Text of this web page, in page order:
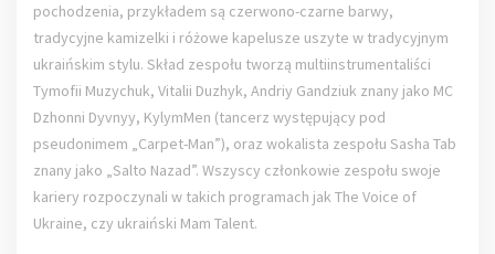
pochodzenia, przykładem są czerwono-czarne barwy,
tradycyjne kamizelki i różowe kapelusze uszyte w tradycyjnym
ukraińskim stylu. Skład zespołu tworzą multiinstrumentaliści
Tymofii Muzychuk, Vitalii Duzhyk, Andriy Gandziuk znany jako MC
Dzhonni Dyvnyy, KylymMen (tancerz występujący pod
pseudonimem „Carpet-Man”), oraz wokalista zespołu Sasha Tab
znany jako „Salto Nazad”. Wszyscy członkowie zespołu swoje
kariery rozpoczynali w takich programach jak The Voice of
Ukraine, czy ukraiński Mam Talent.